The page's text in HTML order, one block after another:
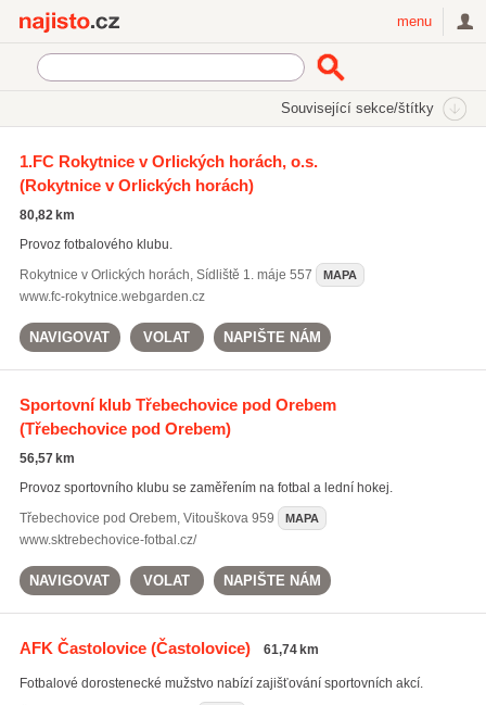
menu
Související sekce/štítky
fotbalová hřiště (487)
fotbalové školy
fotbalové kempy
Všechny související štítky
1.FC Rokytnice v Orlických horách, o.s.
(Rokytnice v Orlických horách)
80,82 km
Provoz fotbalového klubu.
Rokytnice v Orlických horách, Sídliště 1. máje 557 MAPA
www.fc-rokytnice.webgarden.cz
NAVIGOVAT VOLAT NAPIŠTE NÁM
Sportovní klub Třebechovice pod Orebem
(Třebechovice pod Orebem)
56,57 km
Provoz sportovního klubu se zaměřením na fotbal a lední hokej.
Třebechovice pod Orebem, Vitouškova 959 MAPA
www.sktrebechovice-fotbal.cz/
NAVIGOVAT VOLAT NAPIŠTE NÁM
AFK Častolovice(Častolovice) 61,74 km
Fotbalové dorostenecké mužstvo nabízí zajišťování sportovních akcí.